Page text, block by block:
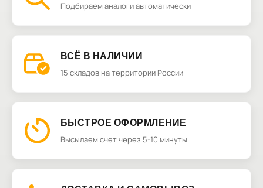
Подбираем аналоги автоматически
ВСЁ В НАЛИЧИИ
15 складов на территории России
БЫСТРОЕ ОФОРМЛЕНИЕ
Высылаем счет через 5-10 минуты